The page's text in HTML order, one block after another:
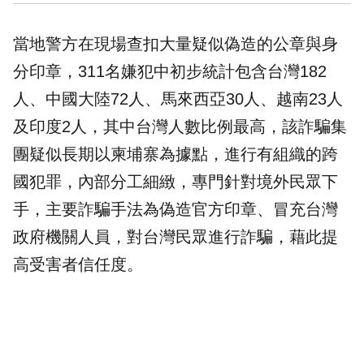
當地警方在現場查扣大量疑似偽造的公章與身
分印章，311名嫌犯中初步統計包含台灣182
人、中國大陸72人、馬來西亞30人、越南23人
及印度2人，其中台灣人數比例最高，該詐騙集
團疑似長期以柬埔寨為據點，進行有組織的跨
國犯罪，內部分工細緻，專門針對境外民眾下
手，主要詐騙手法為偽造官方印章、冒充台灣
政府機關人員，對台灣民眾進行詐騙，藉此提
高受害者信任度。